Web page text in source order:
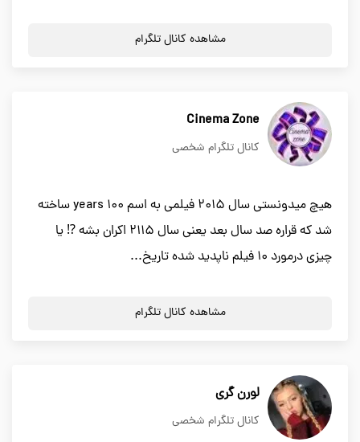
مشاهده کانال تلگرام
Cinema Zone
کانال تلگرام شخصی
هیچ میدونستی سال 2015 فیلمی به اسم 100 years ساخته
شد که قراره صد سال بعد یعنی سال 2115 اکران بشه ⁉️ یا
چیزی درمورد ۱۰ فیلم ناپدید شده تاریخ...
مشاهده کانال تلگرام
لورن گری
کانال تلگرام شخصی